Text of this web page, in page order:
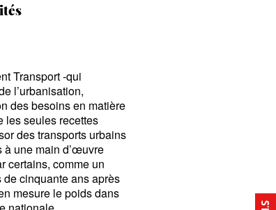
Transport -qui
l’urbanisation,
des besoins en matière
les seules recettes
des transports urbains
à une main d’œuvre
certains, comme un
de cinquante ans après
mesure le poids dans